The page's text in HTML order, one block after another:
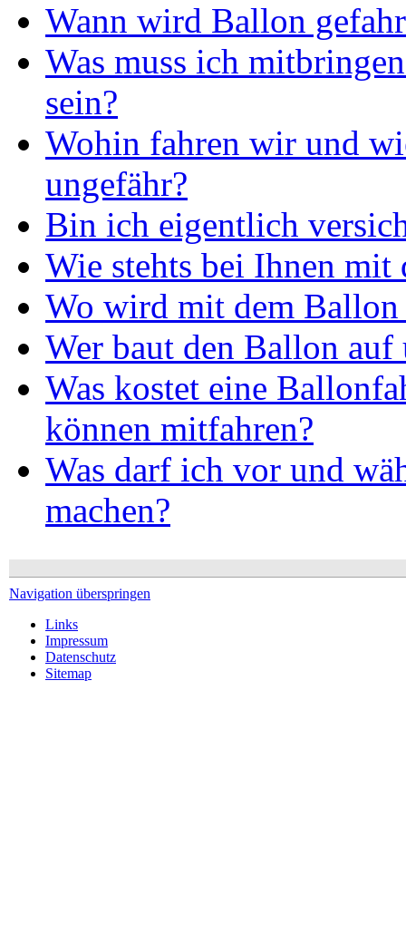
Wann wird Ballon
Was muss ich
sein?
Wohin fahren wir und
ungefähr?
Bin ich eigentlich
Wie stehts bei Ihnen mit
Wo wird mit dem Ballon
Wer baut den Ballon auf
Was kostet eine
können mitfahren?
Was darf ich vor und
machen?
Navigation überspringen
Links
Impressum
Datenschutz
Sitemap